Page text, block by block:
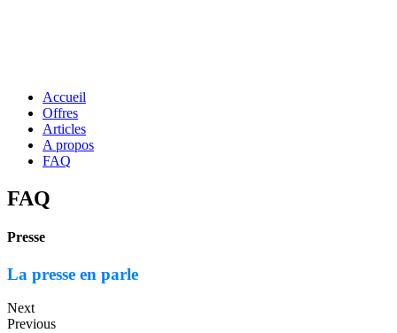
Accueil
Offres
Articles
A propos
FAQ
FAQ
Presse
La presse en parle
Next
Previous